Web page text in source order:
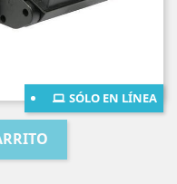
SÓLO EN LÍNEA